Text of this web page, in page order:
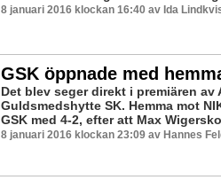
8 januari 2016 klockan 16:40 av Ida
GSK öppnade med
Det blev seger direkt i premiären av
Guldsmedshytte SK. Hemma mot
GSK med 4-2, efter att Max
8 januari 2016 klockan 23:09 av Hannes